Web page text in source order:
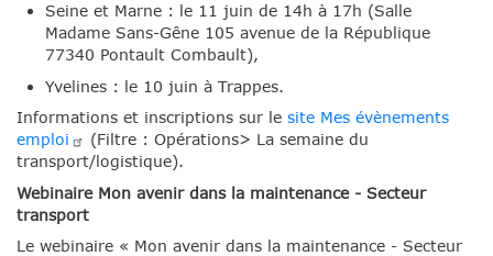
Seine et Marne : le 11 juin de 14h à 17h (Salle
Madame Sans-Gêne 105 avenue de la République
77340 Pontault Combault),
Yvelines : le 10 juin à Trappes.
Informations et inscriptions sur le site Mes évènements
emploi
(Filtre : Opérations> La semaine du
transport/logistique).
Webinaire Mon avenir dans la maintenance - Secteur
transport
Le webinaire « Mon avenir dans la maintenance - Secteur